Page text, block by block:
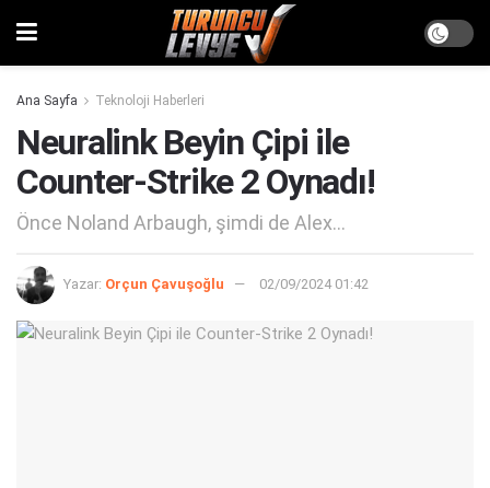
Ana Sayfa Teknoloji Haberleri
Neuralink Beyin Çipi ile
Counter-Strike 2 Oynadı!
Önce Noland Arbaugh, şimdi de Alex...
Yazar: Orçun Çavuşoğlu 02/09/2024 01:42